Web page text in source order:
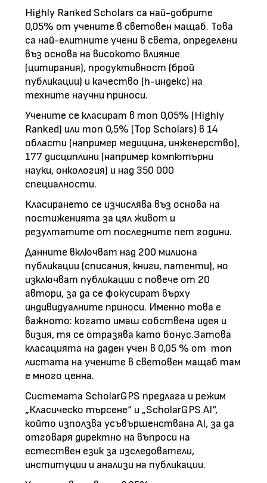
Highly Ranked Scholars са най-добрите
0,05% от учените в световен мащаб. Това
са най-елитните учени в света, определени
въз основа на високото влияние
(цитирания), продуктивност (брой
публикации) и качество (h-индекс) на
техните научни приноси.
Учените се класират в топ 0,05% (Highly
Ranked) или топ 0,5% (Top Scholars) в 14
области (например медицина, инженерство),
177 дисциплини (например компютърни
науки, онкология) и над 350 000
специалности.
Класирането се изчислява въз основа на
постиженията за цял живот и
резултатите от последните пет години.
Данните включват над 200 милиона
публикации (списания, книги, патенти), но
изключват публикации с повече от 20
автори, за да се фокусират върху
индивидуалните приноси. Именно това е
важното: когато имаш собствена идея и
визия, тя се отразява като бонус.Затова
класацията на даден учен в 0,05 % от топ
листата на учените в световен мащаб там
е много ценна.
Системата ScholarGPS предлага и режим
„Класическо търсене“ и „ScholarGPS AI“,
който използва усъвършенствана AI, за да
отговаря директно на въпроси на
естествен език за изследователи,
институции и анализи на публикации.